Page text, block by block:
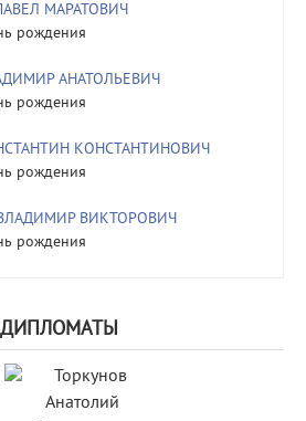
МАРАТОВИЧ
рождения
АНАТОЛЬЕВИЧ
рождения
КОНСТАНТИНОВИЧ
рождения
ВИКТОРОВИЧ
рождения
ДИПЛОМАТЫ